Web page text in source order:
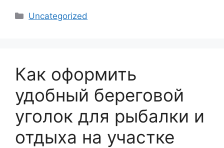
Рубрики
Uncategorized
Как оформить
удобный береговой
уголок для рыбалки и
отдыха на участке